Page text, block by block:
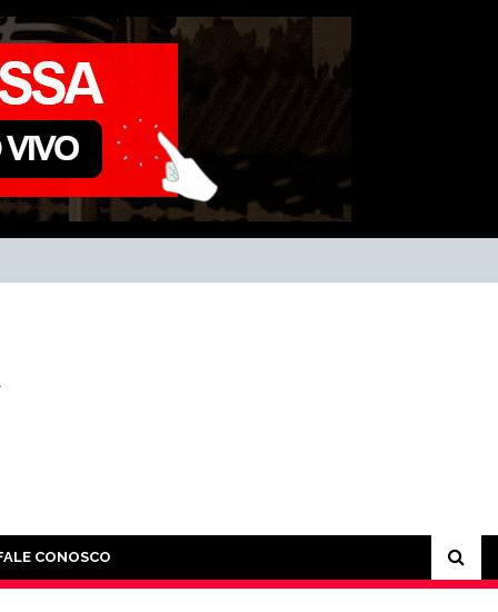
CONOSCO